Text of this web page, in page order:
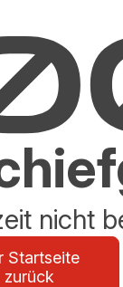
nicht
Startseite
zurück